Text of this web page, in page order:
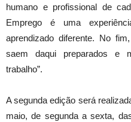
humano e profissional de
Emprego é uma
aprendizado diferente. No
saem daqui preparados e
trabalho”.
A segunda edição será
maio, de segunda a sexta,